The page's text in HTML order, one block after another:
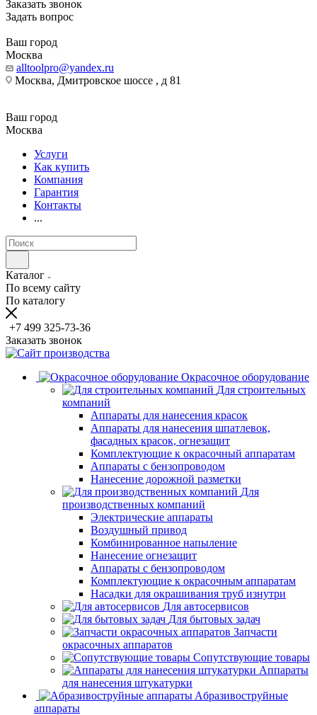
Заказать звонок
Задать вопрос
Ваш город
Москва
alltoolpro@yandex.ru
Москва, Дмитровское шоссе , д 81
Ваш город
Москва
Услуги
Как купить
Компания
Гарантия
Контакты
...
Каталог
По всему сайту
По каталогу
+7 499 325-73-36
Заказать звонок
Окрасочное оборудование
Для строительных
компаний
Аппараты для нанесения красок
Аппараты для нанесения шпатлевок,
фасадных красок, огнезащит
Комплектующие к окрасочный аппаратам
Аппараты с бензопроводом
Нанесение дорожной разметки
Для
производственных компаний
Электрические аппараты
Воздушный привод
Комбинированное напыление
Нанесение огнезащит
Аппараты с бензопроводом
Комплектующие к окрасочным аппаратам
Насадки для окрашивания труб изнутри
Для автосервисов
Для бытовых задач
Запчасти
окрасочных аппаратов
Сопутствующие товары
Аппараты
для нанесения штукатурки
Aбразивоструйные
аппараты